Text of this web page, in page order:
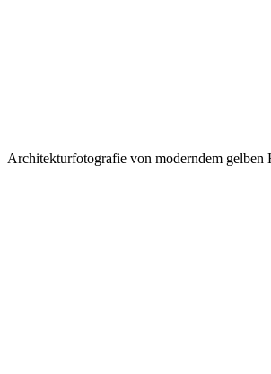
Architekturfotografie von moderndem gelben